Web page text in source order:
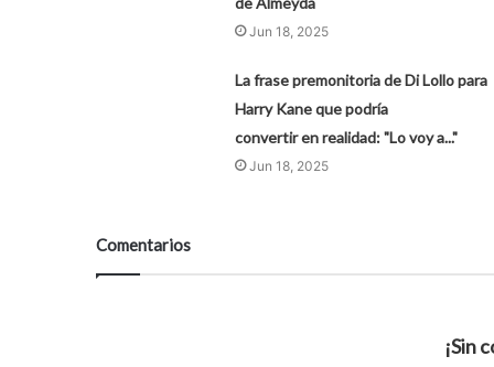
Jun 18, 2025
La frase premonitoria de Di Lollo para
Harry Kane que podría
convertir en realidad: "Lo voy a..."
Jun 18, 2025
Comentarios
¡Sin